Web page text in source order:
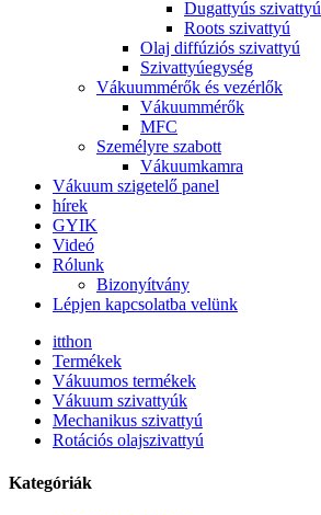
Dugattyús szivattyú
Roots szivattyú
Olaj diffúziós szivattyú
Szivattyúegység
Vákuummérők és vezérlők
Vákuummérők
MFC
Személyre szabott
Vákuumkamra
Vákuum szigetelő panel
hírek
GYIK
Videó
Rólunk
Bizonyítvány
Lépjen kapcsolatba velünk
itthon
Termékek
Vákuumos termékek
Vákuum szivattyúk
Mechanikus szivattyú
Rotációs olajszivattyú
Kategóriák